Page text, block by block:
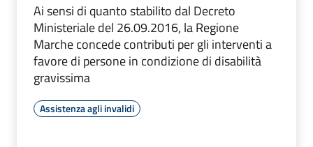
Ai sensi di quanto stabilito dal Decreto
Ministeriale del 26.09.2016, la Regione
Marche concede contributi per gli interventi a
favore di persone in condizione di disabilità
gravissima
Assistenza agli invalidi